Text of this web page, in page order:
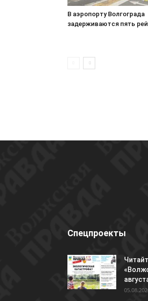
В аэропорту Волгограда
задерживаются пять
Спецпроекты